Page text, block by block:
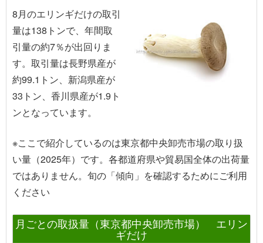
8月のエリンギだけの取引
量は138トンで、年間取
引量の約7％が出回りま
す。取引量は長野県産が
約99.1トン、新潟県産が
33トン、香川県産が1.9ト
ンとなっています。
※ここで紹介しているのは東京都中央卸売市場の取り扱
い量（2025年）です。各都道府県や貿易国全体の出荷量
ではありません。旬の「傾向」を確認するためにご利用
ください
月ごとの取扱量（東京都中央卸売市場） エリン
ギだけ